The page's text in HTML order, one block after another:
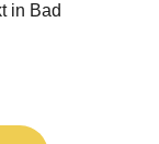
in Bad